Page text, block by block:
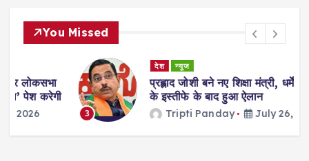
You Missed
3
देश न्यूज
प्रह्लाद जोशी बने नए शिक्षा मंत्री, धर्मेंद्र प्रधान
के इस्तीफे के बाद हुआ ऐलान
Tripti Panday July 26, 2026